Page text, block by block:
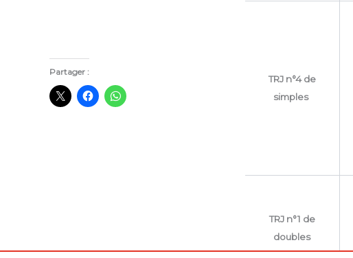
TRJ n°4 de
simples
TRJ n°1 de
doubles
Partager :